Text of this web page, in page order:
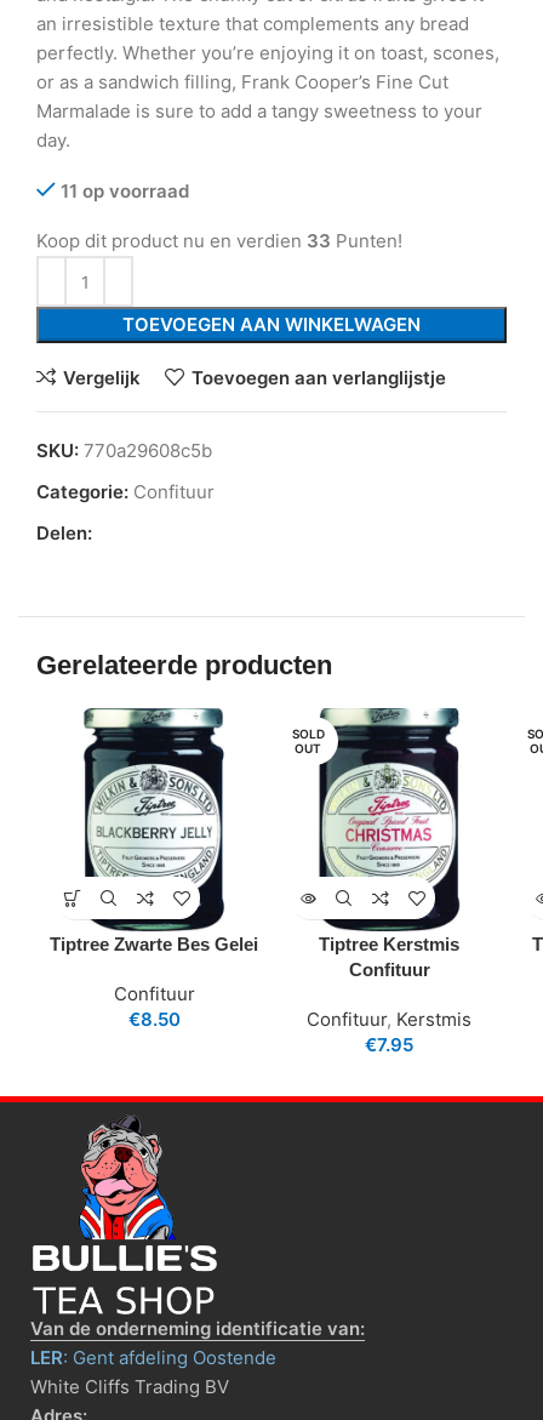
an irresistible texture that complements any bread
perfectly. Whether you’re enjoying it on toast, scones,
or as a sandwich filling, Frank Cooper’s Fine Cut
Marmalade is sure to add a tangy sweetness to your
day.
11 op voorraad
Koop dit product nu en verdien 33 Punten!
TOEVOEGEN AAN WINKELWAGEN
Vergelijk Toevoegen aan verlanglijstje
SKU: 770a29608c5b
Categorie: Confituur
Delen:
Gerelateerde producten
Tiptree Zwarte Bes Gelei
Confituur
€8.50
SOLD
OUT
Tiptree Kerstmis
Confituur
Confituur, Kerstmis
€7.95
Van de onderneming identificatie van:
LER: Gent afdeling Oostende
White Cliffs Trading BV